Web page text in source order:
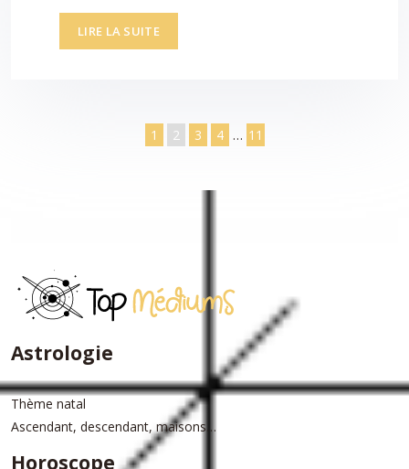
LIRE LA SUITE
1 2 3 4 … 11
Astrologie
Thème natal
Ascendant, descendant, maisons…
Horoscope